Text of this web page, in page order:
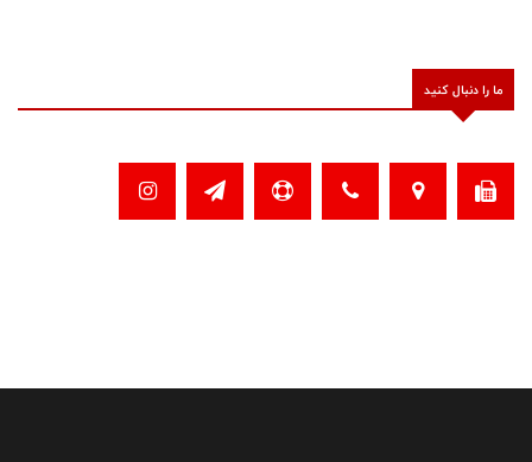
ما را دنبال کنید